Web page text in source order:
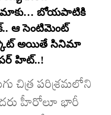
బోయపాటికి
ఆ సెంటిమెంట్
అయితే సినిమా
హిట్..!
చిత్ర పరిశ్రమలోని
హీరోలూ భారీ